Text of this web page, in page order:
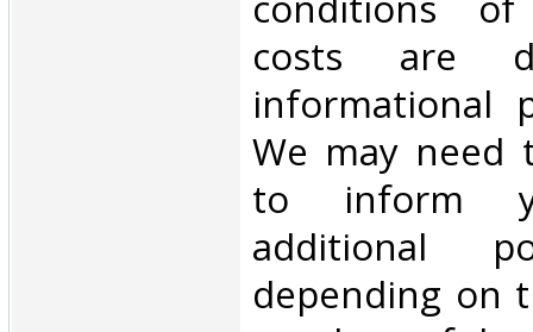
costs are
informational
We may need
to inform
additional
depending on